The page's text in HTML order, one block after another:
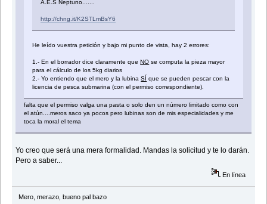
A.E.S Neptuno.......
http://chng.it/K2STLmBsY6
He leído vuestra petición y bajo mi punto de vista, hay 2 errores:
1.- En el borrador dice claramente queNO se computa la pieza mayor
para el cálculo de los 5kg diarios
2.- Yo entiendo que el mero y la lubinaSÍ que se pueden pescar con la
licencia de pesca submarina (con el permiso correspondiente).
falta que el permiso valga una pasta o solo den un número limitado como con
el atún....meros saco ya pocos pero lubinas son de mis especialidades y me
toca la moral el tema
Yo creo que será una mera formalidad. Mandas la solicitud y te lo darán.
Pero a saber...
En línea
Mero, merazo, bueno pal bazo